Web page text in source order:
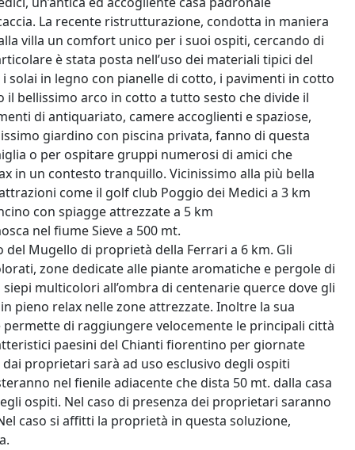
La recente ristrutturazione, condotta in maniera
villa un comfort unico per i suoi ospiti, cercando di
è stata posta nell’uso dei materiali tipici del
solai in legno con pianelle di cotto, i pavimenti in cotto
bellissimo arco in cotto a tutto sesto che divide il
di antiquariato, camere accoglienti e spaziose,
giardino con piscina privata, fanno di questa
o per ospitare gruppi numerosi di amici che
in un contesto tranquillo. Vicinissimo alla più bella
come il golf club Poggio dei Medici a 3 km
con spiagge attrezzate a 5 km
nel fiume Sieve a 500 mt.
Mugello di proprietà della Ferrari a 6 km. Gli
zone dedicate alle piante aromatiche e pergole di
multicolori all’ombra di centenarie querce dove gli
relax nelle zone attrezzate. Inoltre la sua
di raggiungere velocemente le principali città
paesini del Chianti fiorentino per giornate
proprietari sarà ad uso esclusivo degli ospiti
nel fienile adiacente che dista 50 mt. dalla casa
ospiti. Nel caso di presenza dei proprietari saranno
caso si affitti la proprietà in questa soluzione,